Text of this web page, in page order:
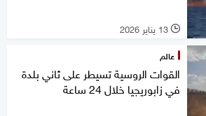
l 13 يناير 2026
عالم
القوات الروسية تسيطر على ثاني بلدة
في زابوريجيا خلال 24 ساعة